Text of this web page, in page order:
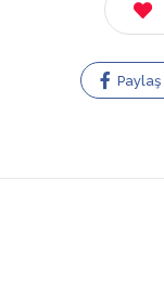
Paylaş